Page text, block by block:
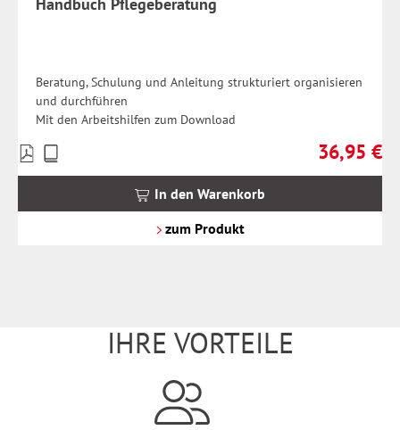
Beratung, Schulung und Anleitung strukturiert organisieren
und durchführen
Mit den Arbeitshilfen zum Download
Regulärer
36,95 €
Preise
inkl.
In den Warenkorb
zum Produkt
IHRE VORTEILE